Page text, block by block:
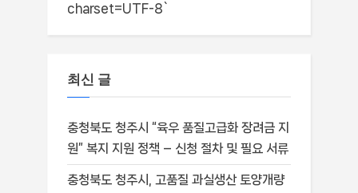
charset=UTF-8`
최신 글
충청북도 청주시 “육우 품질고급화 장려금 지
원” 복지 지원 정책 – 신청 절차 및 필요 서류
충청북도 청주시, 고품질 과실생산 토양개량